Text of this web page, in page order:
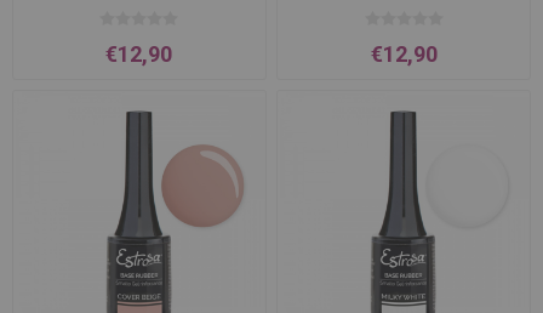
€12,90 €12,90